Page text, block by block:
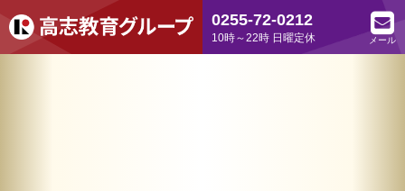
0255-72-0212
10時～22時 日曜定休 メール